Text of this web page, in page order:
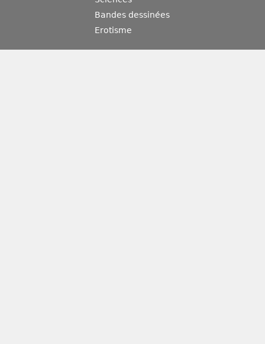
Bandes dessinées
Erotisme